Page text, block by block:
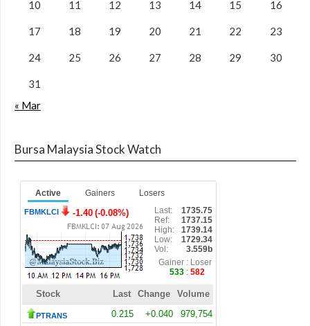
10 11 12 13 14 15 16
17 18 19 20 21 22 23
24 25 26 27 28 29 30
31
« Mar
Bursa Malaysia Stock Watch